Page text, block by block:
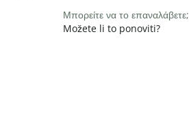
Μπορείτε να το επαναλάβετε;
Možete li to ponoviti?